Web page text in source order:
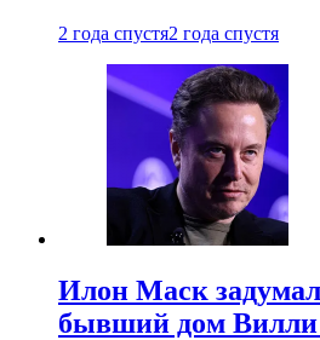
2 года спустя2 года спустя
Илон Маск
бывший дом